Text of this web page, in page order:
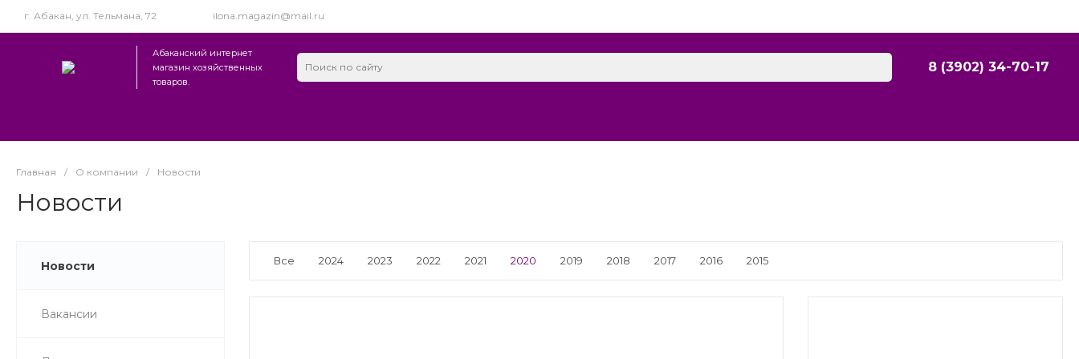
г. Абакан, ул. Тельмана, 72 ilona.magazin@mail.ru
Абаканский интернет
магазин хозяйственных
товаров.
8 (3902) 34-70-17
Главная / О компании / Новости
Новости
Новости
Вакансии
Все 2024 2023 2022 2021 2020 2019 2018 2017 2016 2015